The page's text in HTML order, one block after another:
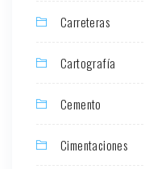
Carreteras
Cartografía
Cemento
Cimentaciones